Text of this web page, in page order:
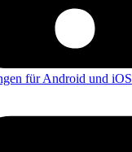
für Android und iOS